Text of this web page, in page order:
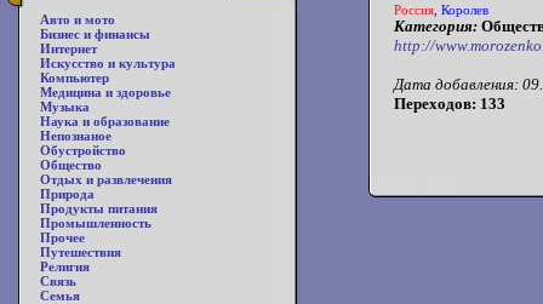
Авто и мото
Бизнес и финансы
Интернет
Искусство и культура
Компьютер
Медицина и здоровье
Музыка
Наука и образование
Непознаное
Обустройство
Общество
Отдых и развлечения
Природа
Продукты питания
Промышленность
Прочее
Путешествия
Религия
Связь
Семья
Россия Королев
Категория:
http://
Дата добавления:
Переходов: 133